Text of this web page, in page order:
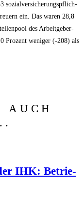
sozi­al­ver­si­che­rungs­pflich­
ein. Das waren 28,8
des Arbeit­ge­ber­
Pro­zent weni­ger (-208) als
AUCH
IHK: Betrie­